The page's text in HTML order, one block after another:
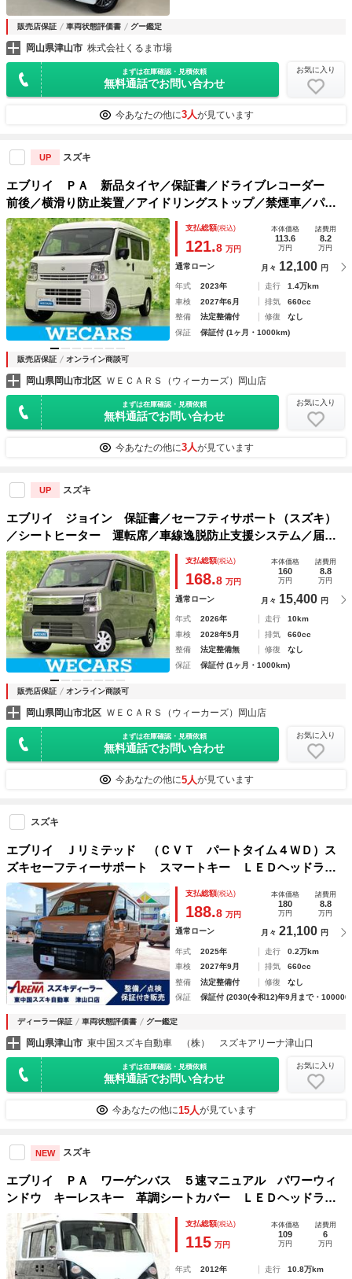
販売店保証 車両状態評価書 グー鑑定
岡山県津山市 株式会社くるま市場
まずは在庫確認・見積依頼
無料通話でお問い合わせ
お気に入り
今あなたの他に3人が見ています
UP スズキ
エブリイ ＰＡ 新品タイヤ／保証書／ドライブレコーダー
前後／横滑り防止装置／アイドリングストップ／禁煙車／パワ
ーウインドウ／パワーステアリング／マニュアルエアコン／取
扱説明書／ユーザー買取車／ＵＶカットガラス
支払総額(税込)
121.8 万円
本体価格
113.6
万円
諸費用
8.2
万円
通常ローン 月々 12,100 円
年式 2023年 走行
1.4万km
車検
2027年6月 排気
660cc
整備
法定整備付 修復
なし
保証
保証付 (1ヶ月・1000km)
販売店保証 オンライン商談可
岡山県岡山市北区 ＷＥＣＡＲＳ（ウィーカーズ）岡山店
まずは在庫確認・見積依頼
無料通話でお問い合わせ
お気に入り
今あなたの他に3人が見ています
UP スズキ
エブリイ ジョイン 保証書／セーフティサポート（スズキ）
／シートヒーター 運転席／車線逸脱防止支援システム／届出
済未使用車／ヘッドランプ ＬＥＤ／ＵＳＢジャック／ＥＢＤ
付ＡＢＳ／禁煙車／パワーウインドウ
支払総額(税込)
168.8 万円
本体価格
160
万円
諸費用
8.8
万円
通常ローン 月々 15,400 円
年式 2026年 走行
10km
車検
2028年5月 排気
660cc
整備
法定整備無 修復
なし
保証
保証付 (1ヶ月・1000km)
販売店保証 オンライン商談可
岡山県岡山市北区 ＷＥＣＡＲＳ（ウィーカーズ）岡山店
まずは在庫確認・見積依頼
無料通話でお問い合わせ
お気に入り
今あなたの他に5人が見ています
スズキ
エブリイ Ｊリミテッド （ＣＶＴ パートタイム４ＷＤ）ス
ズキセーフティーサポート スマートキー ＬＥＤヘッドライ
ト バックカメラ付きディスプレイオーディオ 後席両側パワ
ースライドドア オートエアコン 運転席シートヒーター
支払総額(税込)
188.8 万円
本体価格
180
万円
諸費用
8.8
万円
通常ローン 月々 21,100 円
年式 2025年 走行
0.2万km
車検
2027年9月 排気
660cc
整備
法定整備付 修復
なし
保証
保証付 (2030(令和12)年9月まで・
ディーラー保証 車両状態評価書 グー鑑定
岡山県津山市 東中国スズキ自動車 （株） スズキアリーナ津山口
まずは在庫確認・見積依頼
無料通話でお問い合わせ
お気に入り
今あなたの他に15人が見ています
NEW スズキ
エブリイ ＰＡ ワーゲンバス ５速マニュアル パワーウィ
ンドウ キーレスキー 革調シートカバー ＬＥＤヘッドライ
ト １４インチアルミ 両側スライドドア ＰＡ地区限定車
ハイルーフ タイミングチェーン
支払総額(税込)
115 万円
本体価格
109
万円
諸費用
6
万円
年式 2012年 走行 10.8万km